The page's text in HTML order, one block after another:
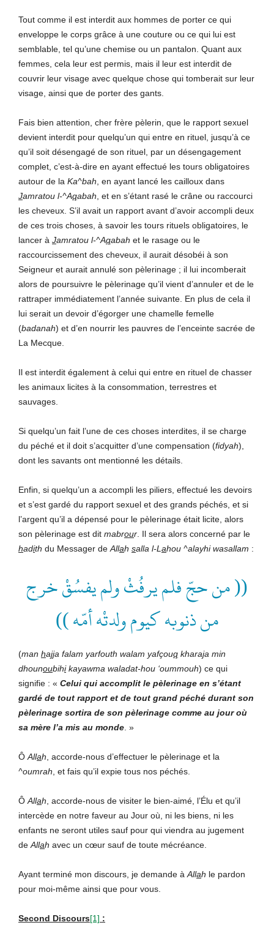
Tout comme il est interdit aux hommes de porter ce qui
enveloppe le corps grâce à une couture ou ce qui lui est
semblable, tel qu’une chemise ou un pantalon. Quant aux
femmes, cela leur est permis, mais il leur est interdit de
couvrir leur visage avec quelque chose qui tomberait sur leur
visage, ainsi que de porter des gants.
Fais bien attention, cher frère pèlerin, que le rapport sexuel
devient interdit pour quelqu’un qui entre en rituel, jusqu’à ce
qu’il soit désengagé de son rituel, par un désengagement
complet, c’est-à-dire en ayant effectué les tours obligatoires
autour de la Ka^bah , en ayant lancé les cailloux dans
Jamratou l-^Aqabah , et en s’étant rasé le crâne ou raccourci
les cheveux. S’il avait un rapport avant d’avoir accompli deux
de ces trois choses, à savoir les tours rituels obligatoires, le
lancer à Jamratou l-^Aqabah et le rasage ou le
raccourcissement des cheveux, il aurait désobéi à son
Seigneur et aurait annulé son pèlerinage ; il lui incomberait
alors de poursuivre le pèlerinage qu’il vient d’annuler et de le
rattraper immédiatement l’année suivante. En plus de cela il
lui serait un devoir d’égorger une chamelle femelle
(badanah) et d’en nourrir les pauvres de l’enceinte sacrée de
La Mecque.
Il est interdit également à celui qui entre en rituel de chasser
les animaux licites à la consommation, terrestres et
sauvages.
Si quelqu’un fait l’une de ces choses interdites, il se charge
du péché et il doit s’acquitter d’une compensation (fidyah),
dont les savants ont mentionné les détails.
Enfin, si quelqu’un a accompli les piliers, effectué les devoirs
et s’est gardé du rapport sexuel et des grands péchés, et si
l’argent qu’il a dépensé pour le pèlerinage était licite, alors
son pèlerinage est dit mabrour . Il sera alors concerné par le
hadith du Messager de Allah salla l-L ahou ^alayhi wasallam :
(( من حجّ فلم يرفُثْ ولم يفسُقْ خرج
من ذنوبه كيوم ولدتْه أمّه ))
(man hajja falam yarfouth walam yafçouq kharaja min
dhounoubihikayawma waladat-hou ‘oummouh) ce qui
signifie : « Celui qui accomplit le pèlerinage en s’étant
gardé de tout rapport et de tout grand péché durant son
pèlerinage sortira de son pèlerinage comme au jour où
sa mère l’a mis au monde »
Ô Allah , accorde-nous d’effectuer le pèlerinage et la
^oumrah , et fais qu’il expie tous nos péchés.
Ô Allah , accorde-nous de visiter le bien-aimé, l’Élu et qu’il
intercède en notre faveur au Jour où, ni les biens, ni les
enfants ne seront utiles sauf pour qui viendra au jugement
de Allah avec un cœur sauf de toute mécréance.
Ayant terminé mon discours, je demande à Allah le pardon
pour moi-même ainsi que pour vous.
Second Discours[1] :